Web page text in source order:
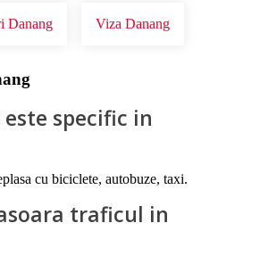
Danang Viza Danang
specific in
cu biciclete, autobuze, taxi.
traficul in